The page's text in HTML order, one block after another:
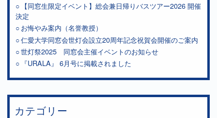
【同窓生限定イベント】総会兼日帰りバスツアー2026 開催
決定
お悔やみ案内（名誉教授）
仁愛大学同窓会世灯会設立20周年記念祝賀会開催のご案内
世灯祭2025 同窓会主催イベントのお知らせ
『URALA』 6月号に掲載されました
カテゴリー